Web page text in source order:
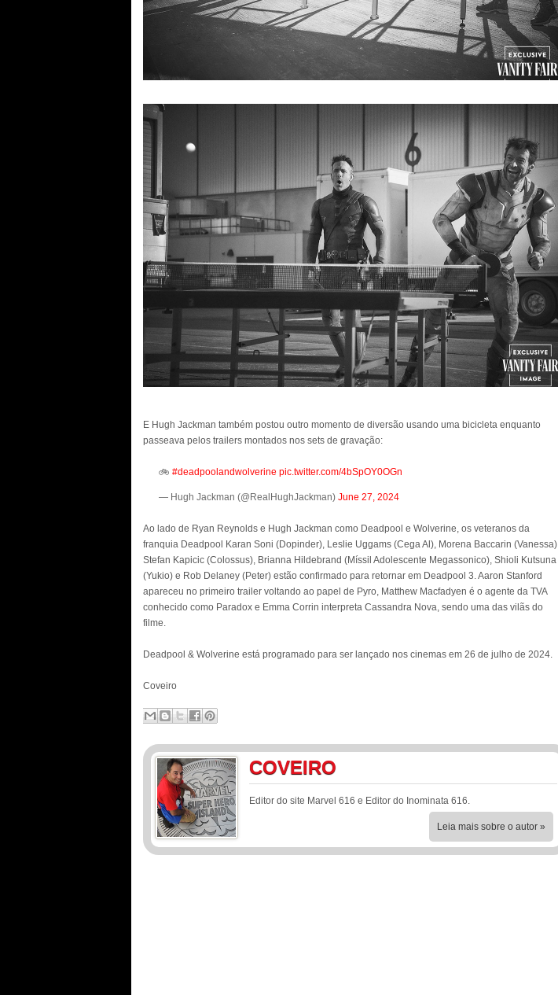
E Hugh Jackman também postou outro momento de diversão usando uma bicicleta enquanto
passeava pelos trailers montados nos sets de gravação:
🚲 #deadpoolandwolverine pic.twitter.com/4bSpOY0OGn
— Hugh Jackman (@RealHughJackman) June 27, 2024
Ao lado de Ryan Reynolds e Hugh Jackman como Deadpool e Wolverine, os veteranos da
franquia Deadpool Karan Soni (Dopinder), Leslie Uggams (Cega Al), Morena Baccarin (Vanessa),
Stefan Kapicic (Colossus), Brianna Hildebrand (Míssil Adolescente Megassonico), Shioli Kutsuna
(Yukio) e Rob Delaney (Peter) estão confirmado para retornar em Deadpool 3. Aaron Stanford
apareceu no primeiro trailer voltando ao papel de Pyro, Matthew Macfadyen é o agente da TVA
conhecido como Paradox e Emma Corrin interpreta Cassandra Nova, sendo uma das vilãs do
filme.
Deadpool & Wolverine está programado para ser lançado nos cinemas em 26 de julho de 2024.
Coveiro
COVEIRO
Editor do site Marvel 616 e Editor do Inominata 616.
Leia mais sobre o autor »